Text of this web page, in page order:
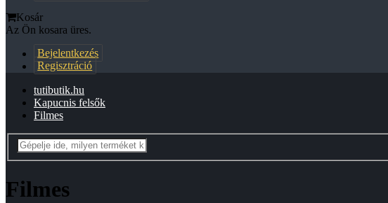
Kosár
Az Ön kosara üres.
Bejelentkezés
Regisztráció
tutibutik.hu
Kapucnis felsők
Filmes
Filmes